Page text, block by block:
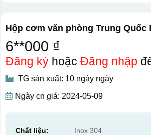
Hộp cơm văn phòng Trung Quốc
6**000 ₫
Đăng kýhoặc Đăng nhập
TG sản xuất: 10 ngày ngày
Ngày cn giá: 2024-05-09
Chất liệu: Inox 304